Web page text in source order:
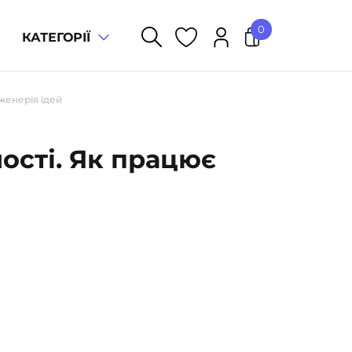
КАТЕГОРІЇ
0
У кошику немає товарів.
ідей
Як працює